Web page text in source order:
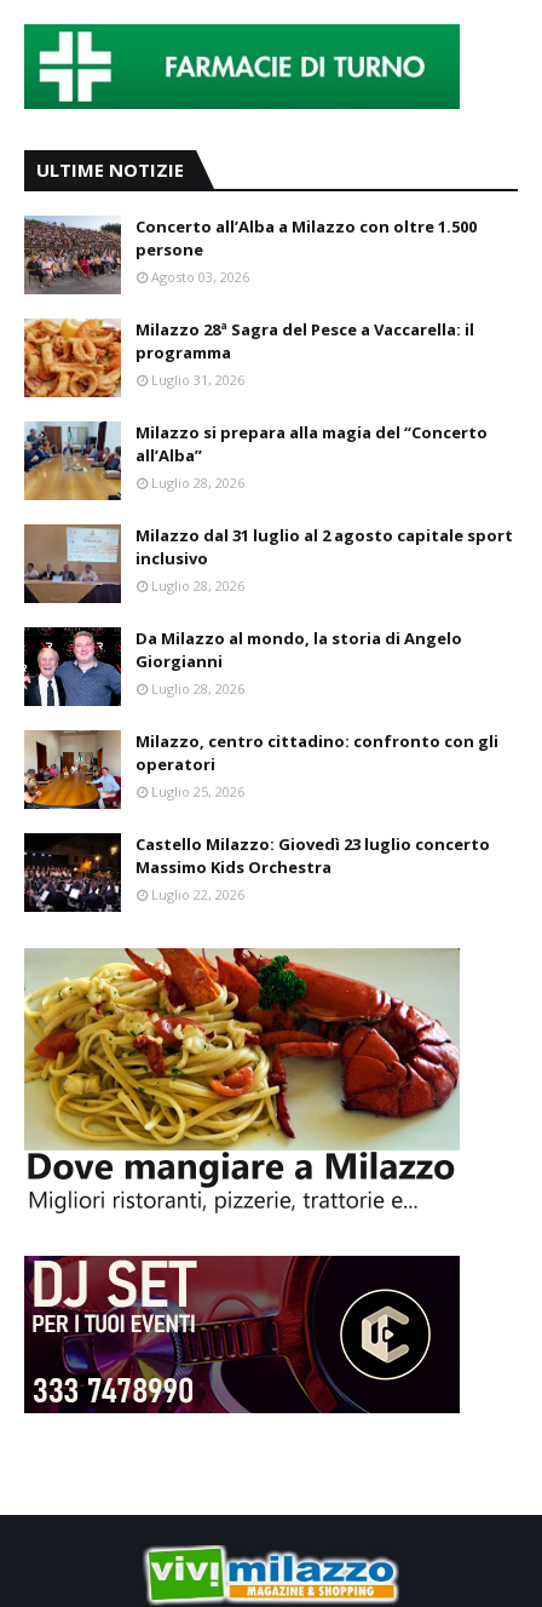
ULTIME NOTIZIE
Concerto all’Alba a Milazzo con oltre 1.500
persone
Agosto 03, 2026
Milazzo 28ª Sagra del Pesce a Vaccarella: il
programma
Luglio 31, 2026
Milazzo si prepara alla magia del “Concerto
all’Alba”
Luglio 28, 2026
Milazzo dal 31 luglio al 2 agosto capitale sport
inclusivo
Luglio 28, 2026
Da Milazzo al mondo, la storia di Angelo
Giorgianni
Luglio 28, 2026
Milazzo, centro cittadino: confronto con gli
operatori
Luglio 25, 2026
Castello Milazzo: Giovedì 23 luglio concerto
Massimo Kids Orchestra
Luglio 22, 2026